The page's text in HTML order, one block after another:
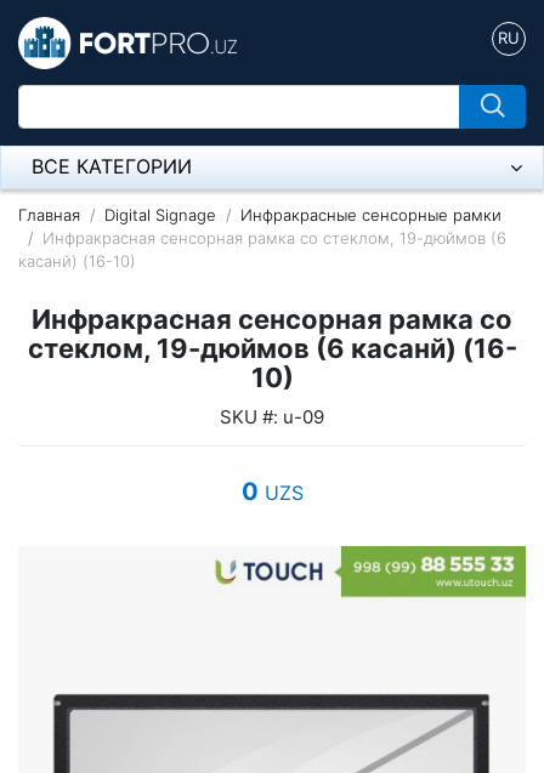
RU
ВСЕ КАТЕГОРИИ
Микрофон
Напольные розетки
Оборудование Mikrotik
Пылесос
Главная Digital Signage
Инфракрасные сенсорные рамки
Инфракрасная сенсорная рамка со стеклом, 19-дюймов (6
касанй) (16-10)
Инфракрасная сенсорная рамка со
стеклом, 19-дюймов (6 касанй) (16-
10)
SKU #: u-09
0 UZS